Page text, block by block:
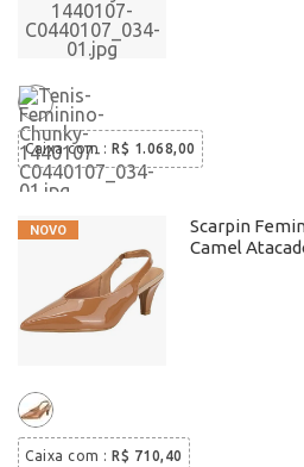
Caixa com : R$ 1.068,00
Scarpin
Camel
Caixa com : R$ 710,40